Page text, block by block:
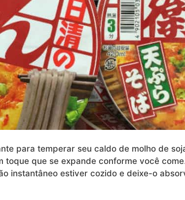
para temperar seu caldo de molho de
toque que se expande conforme você
instantâneo estiver cozido e deixe-o